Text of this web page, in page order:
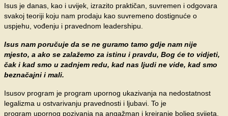
Isus je danas, kao i uvijek, izrazito praktičan, suvremen i odgovara
svakoj teoriji koju nam prodaju kao suvremeno dostignuće o
uspjehu, vođenju i pravednom leadershipu.
Isus nam poručuje da se ne guramo tamo gdje nam nije
mjesto, a ako se zalažemo za istinu i pravdu, Bog će to vidjeti,
čak i kad smo u zadnjem redu, kad nas ljudi ne vide, kad smo
beznačajni i mali.
Isusov program je program upornog ukazivanja na nedostatnost
legalizma u ostvarivanju pravednosti i ljubavi. To je
program upornog pozivanja na angažman i kreiranje boljeg svijeta.